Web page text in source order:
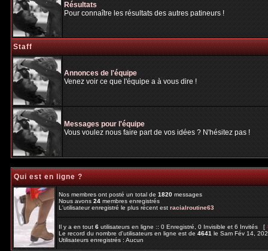
Résultats
Pour connaître les résultats des autres patineurs !
Staff
Annonces de l'équipe
Venez voir ce que l'équipe a à vous dire !
Messages pour l'équipe
Vous voulez nous faire part de vos idées ? N'hésitez pas !
Qui est en ligne ?
Nos membres ont posté un total de1820messages
Nous avons24membres enregistrés
L'utilisateur enregistré le plus récent estracialroutine63
Il y a en tout6utilisateurs en ligne :: 0 Enregistré, 0 Invisible et 6 Invités [
Le record du nombre d'utilisateurs en ligne est de4641le Sam Fév 14,
Utilisateurs enregistrés : Aucun